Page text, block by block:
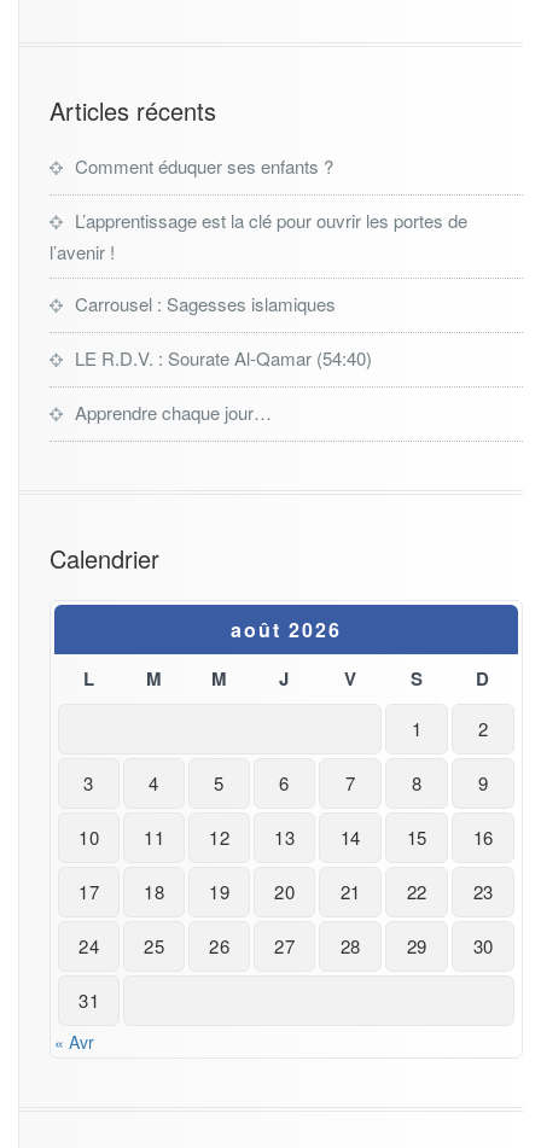
Articles récents
Comment éduquer ses enfants ?
L’apprentissage est la clé pour ouvrir les portes de
l’avenir !
Carrousel : Sagesses islamiques
LE R.D.V. : Sourate Al-Qamar (54:40)
Apprendre chaque jour…
Calendrier
août 2026
L M M J V S D
1 2
3 4 5 6 7 8 9
10 11 12 13 14 15 16
17 18 19 20 21 22 23
24 25 26 27 28 29 30
31
« Avr